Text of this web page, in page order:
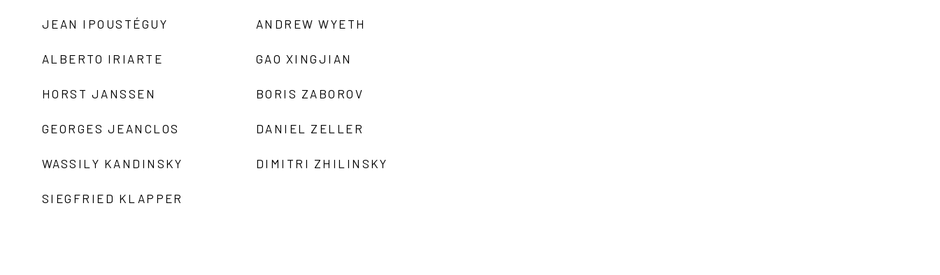
JEAN IPOUSTÉGUY
ALBERTO IRIARTE
HORST JANSSEN
GEORGES JEANCLOS
WASSILY KANDINSKY
SIEGFRIED KLAPPER
ANDREW WYETH
GAO XINGJIAN
BORIS ZABOROV
DANIEL ZELLER
DIMITRI ZHILINSKY